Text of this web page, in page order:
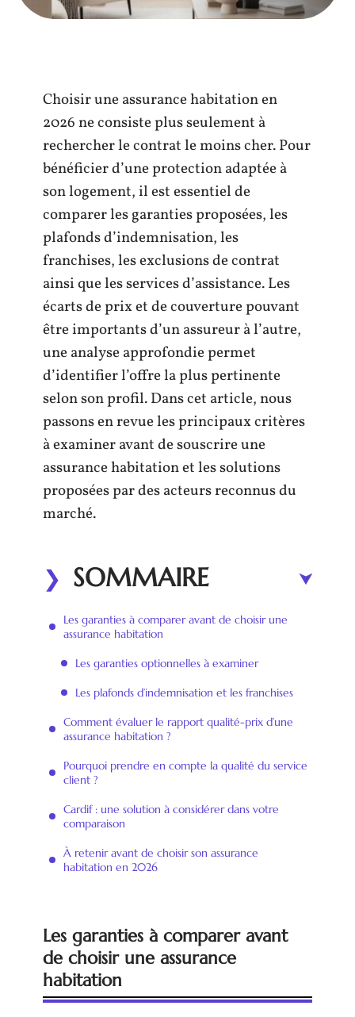
Choisir une assurance habitation en
2026 ne consiste plus seulement à
rechercher le contrat le moins cher. Pour
bénéficier d’une protection adaptée à
son logement, il est essentiel de
comparer les garanties proposées, les
plafonds d’indemnisation, les
franchises, les exclusions de contrat
ainsi que les services d’assistance. Les
écarts de prix et de couverture pouvant
être importants d’un assureur à l’autre,
une analyse approfondie permet
d’identifier l’offre la plus pertinente
selon son profil. Dans cet article, nous
passons en revue les principaux critères
à examiner avant de souscrire une
assurance habitation et les solutions
proposées par des acteurs reconnus du
marché.
SOMMAIRE
Les garanties à comparer avant de choisir une
assurance habitation
Les garanties optionnelles à examiner
Les plafonds d’indemnisation et les franchises
Comment évaluer le rapport qualité-prix d’une
assurance habitation ?
Pourquoi prendre en compte la qualité du service
client ?
Cardif : une solution à considérer dans votre
comparaison
À retenir avant de choisir son assurance
habitation en 2026
Les garanties à comparer avant
de choisir une assurance
habitation